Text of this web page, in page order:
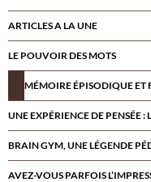
ARTICLES A LA UNE
LE POUVOIR DES MOTS
MÉMOIRE ÉPISODIQUE ET
UNE EXPÉRIENCE DE PENSÉE
BRAIN GYM, UNE LÉGENDE
AVEZ-VOUS PARFOIS